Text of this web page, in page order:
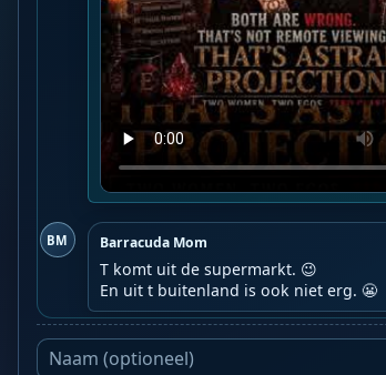
BM Barracuda Mom
T komt uit de supermarkt. 😉
En uit t buitenland is ook niet erg. 😬